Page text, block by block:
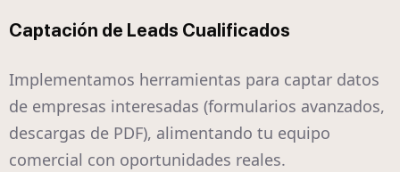
Captación de Leads Cualificados
Implementamos herramientas para captar datos
de empresas interesadas (formularios avanzados,
descargas de PDF), alimentando tu equipo
comercial con oportunidades reales.